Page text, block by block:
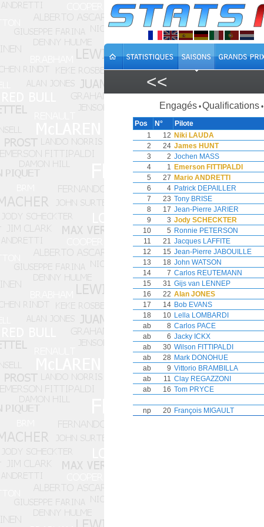
<<
Engagés •Qualifications •
Pos N° Pilote
1
12 Niki LAUDA
2
24 James HUNT
3
2 Jochen MASS
4
1 Emerson FITTIPALDI
5
27 Mario ANDRETTI
6
4 Patrick DEPAILLER
7
23 Tony BRISE
8
17 Jean-Pierre JARIER
9
3 Jody SCHECKTER
10
5 Ronnie PETERSON
11
21 Jacques LAFFITE
12
15 Jean-Pierre JABOUILLE
13
18 John WATSON
14
7 Carlos REUTEMANN
15
31 Gijs van LENNEP
16
22 Alan JONES
17
14 Bob EVANS
18
10 Lella LOMBARDI
ab
8 Carlos PACE
ab
6 Jacky ICKX
ab
30 Wilson FITTIPALDI
ab
28 Mark DONOHUE
ab
9 Vittorio BRAMBILLA
ab
11 Clay REGAZZONI
ab
16 Tom PRYCE
np 20 François MIGAULT